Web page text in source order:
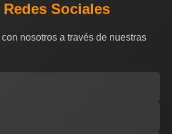
Sociales
nosotros a través de nuestras